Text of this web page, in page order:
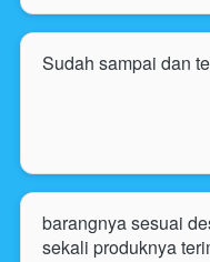
Sudah sampai dan
barangnya sesuai
sekali produknya